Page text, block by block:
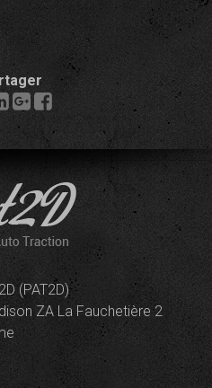
(PAT2D)
ZA La Fauchetière 2